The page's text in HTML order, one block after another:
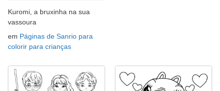
Kuromi, a bruxinha na sua
vassoura
em Páginas de Sanrio para
colorir para crianças